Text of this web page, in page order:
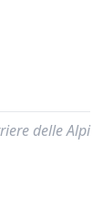
delle Alpi